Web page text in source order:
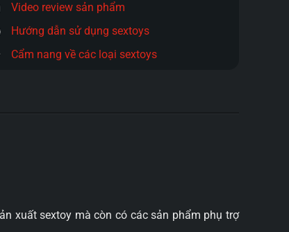
Video review sản phẩm
Hướng dẫn sử dụng sextoys
Cẩm nang về các loại sextoys
xuất sextoy mà còn có các sản phẩm phụ trợ